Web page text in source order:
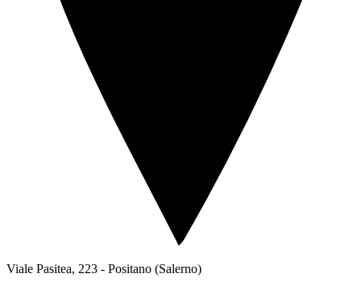
Viale Pasitea, 223 - Positano (Salerno)